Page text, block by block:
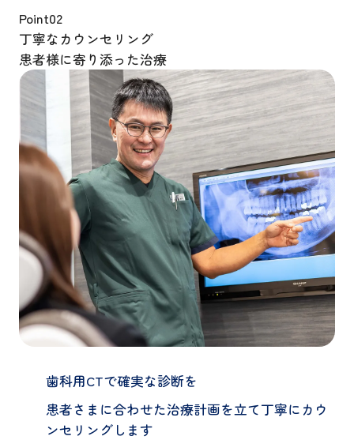
Point02
丁寧なカウンセリング
患者様に寄り添った治療
歯科用CTで確実な診断を
患者さまに合わせた治療計画を立て丁寧にカウ
ンセリングします